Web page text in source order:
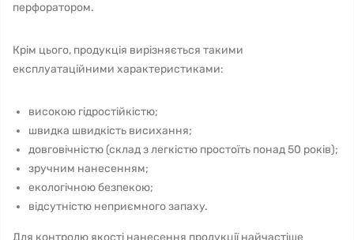
перфоратором.
Крім цього, продукція вирізняється такими
експлуатаційними характеристиками:
високою гідростійкістю;
швидка швидкість висихання;
довговічністю (склад з легкістю простоїть понад 50 років);
зручним нанесенням;
екологічною безпекою;
відсутністю неприємного запаху.
Для контролю якості нанесення продукції найчастіше